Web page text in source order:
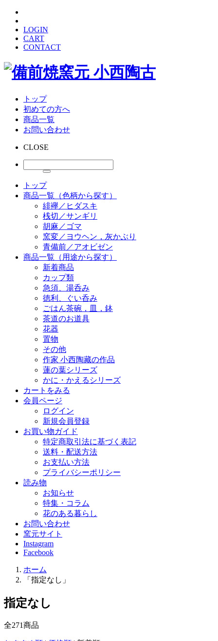
LOGIN
CART
CONTACT
トップ
初めての方へ
商品一覧
お問い合わせ
CLOSE
トップ
商品一覧（色柄から探す）
緋襷／ヒダスキ
桟切／サンギリ
胡麻／ゴマ
窯変／ヨウヘン，灰かぶり
青備前／アオビゼン
商品一覧（用途から探す）
新着商品
カップ類
急須、湯呑み
徳利、ぐい呑み
ごはん茶碗，皿，鉢
茶道のお道具
花器
置物
その他
作家 小西陶藏の作品
蓮の葉シリーズ
かに・かえるシリーズ
カートをみる
会員ページ
ログイン
新規会員登録
お買い物ガイド
特定商取引法に基づく表記
送料・配送方法
お支払い方法
プライバシーポリシー
読み物
お知らせ
特集・コラム
花のある暮らし
お問い合わせ
窯元サイト
Instagram
Facebook
ホーム
「指定なし」
指定なし
全271商品